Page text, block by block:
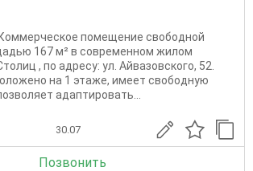
помещение свободной
167 м² в современном жилом
, по адресу: ул. Айвазовского, 52.
на 1 этаже, имеет свободную
адаптировать...
30.07
Позвонить